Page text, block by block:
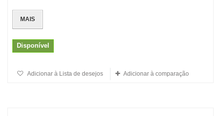
MAIS
Disponível
Adicionar à Lista de desejos Adicionar à comparação